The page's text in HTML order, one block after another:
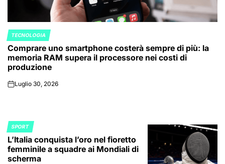
POSTED
IN
TECNOLOGIA
Comprare uno smartphone costerà sempre di più: la
memoria RAM supera il processore nei costi di
produzione
onLuglio 30, 2026
POSTED
IN
SPORT
L’Italia conquista l’oro nel fioretto
femminile a squadre ai Mondiali di
scherma